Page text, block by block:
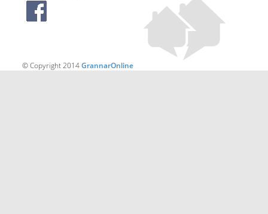
© Copyright 2014GrannarOnline